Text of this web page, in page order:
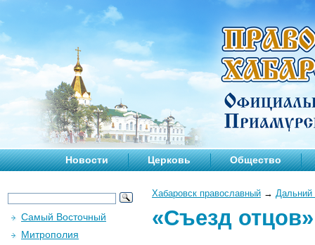
Новости Церковь Общество
Хабаровск православный → Дальний
«Съезд
Самый Восточный
Митрополия